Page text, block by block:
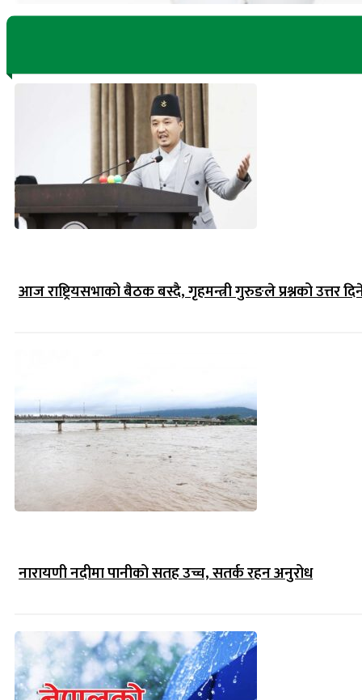
आज राष्ट्रियसभाको बैठक बस्दै, गृहमन्त्री गुरुङले प्रश्नको उत्तर
नारायणी नदीमा पानीको सतह उच्च, सतर्क रहन अनुरोध